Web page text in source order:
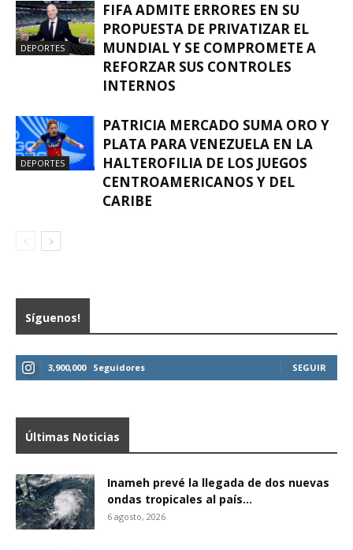
DEPORTES
FIFA ADMITE ERRORES EN SU
PROPUESTA DE PRIVATIZAR EL
MUNDIAL Y SE COMPROMETE A
REFORZAR SUS CONTROLES
INTERNOS
DEPORTES
PATRICIA MERCADO SUMA ORO Y
PLATA PARA VENEZUELA EN LA
HALTEROFILIA DE LOS JUEGOS
CENTROAMERICANOS Y DEL
CARIBE
Síguenos!
3,900,000 Seguidores SEGUIR
Últimas Noticias
Inameh prevé la llegada de dos nuevas
ondas tropicales al país...
6 agosto, 2026